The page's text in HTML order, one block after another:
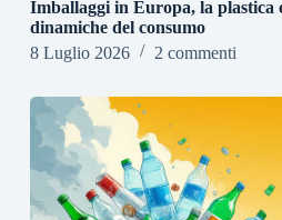
Imballaggi in Europa, la plastica
dinamiche del consumo
8 Luglio 2026
2 commenti